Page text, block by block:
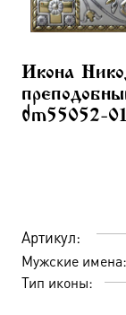
Икона
dm55052-01
Артикул:
Мужские имена:
Тип иконы: